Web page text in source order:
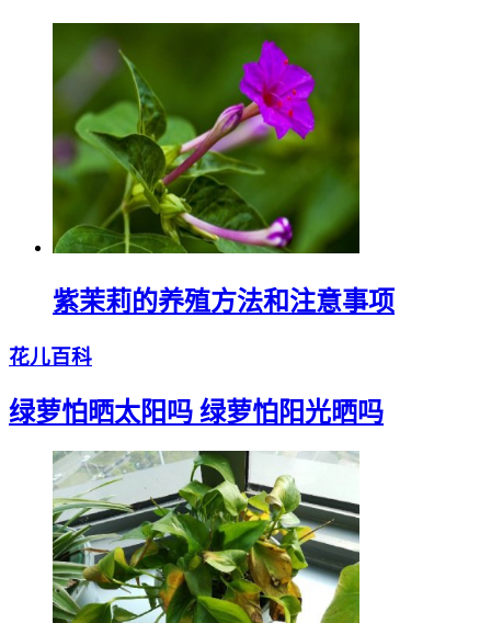
紫茉莉的养殖方法和注意事项
花儿百科
绿萝怕晒太阳吗 绿萝怕阳光晒吗